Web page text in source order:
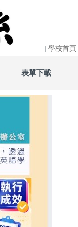
| 學校首頁
表單下載